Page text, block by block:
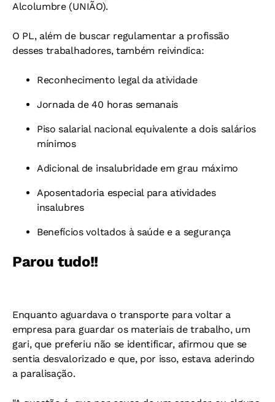
Alcolumbre (UNIÃO).
O PL, além de buscar regulamentar a profissão
desses trabalhadores, também reivindica:
Reconhecimento legal da atividade
Jornada de 40 horas semanais
Piso salarial nacional equivalente a dois salários
mínimos
Adicional de insalubridade em grau máximo
Aposentadoria especial para atividades
insalubres
Benefícios voltados à saúde e a segurança
Parou tudo!!
Enquanto aguardava o transporte para voltar a
empresa para guardar os materiais de trabalho, um
gari, que preferiu não se identificar, afirmou que se
sentia desvalorizado e que, por isso, estava aderindo
a paralisação.